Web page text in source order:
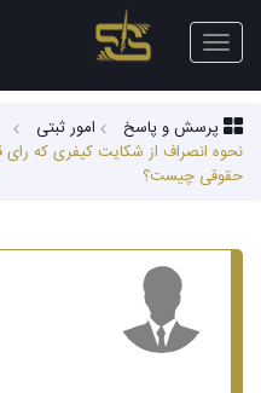
Toggle
navigation
پرسش و پاسخ
امور ثبتی
نحوه انصراف از شکایت کیفری که
حقوقی چیست؟